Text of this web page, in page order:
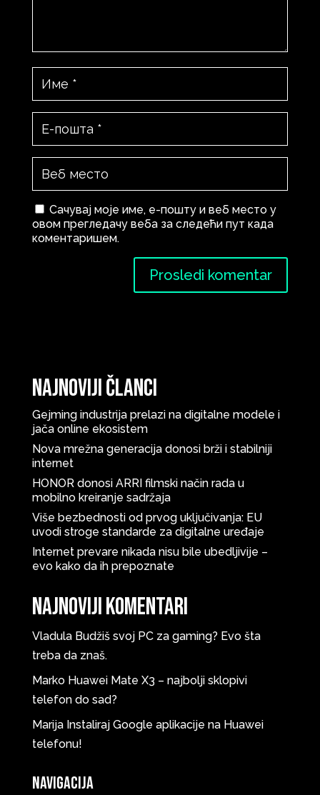
Сачувај моје име, е-пошту и веб место у
овом прегледачу веба за следећи пут када
коментаришем.
Najnoviji članci
Gejming industrija prelazi na digitalne modele i
jača online ekosistem
Nova mrežna generacija donosi brži i stabilniji
internet
HONOR donosi ARRI filmski način rada u
mobilno kreiranje sadržaja
Više bezbednosti od prvog uključivanja: EU
uvodi stroge standarde za digitalne uređaje
Internet prevare nikada nisu bile ubedljivije –
evo kako da ih prepoznate
Najnoviji komentari
Vladula Budžiš svoj PC za gaming? Evo šta
treba da znaš.
Marko Huawei Mate X3 – najbolji sklopivi
telefon do sad?
Marija Instaliraj Google aplikacije na Huawei
telefonu!
Navigacija